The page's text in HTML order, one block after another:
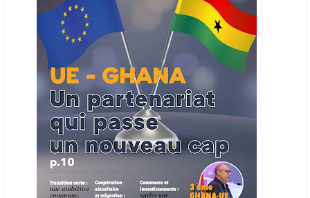
finale de développement et devrait aboutir, d’ici fin 2026 ou début
2027, à un bulletin africain des appels d’offres dans le secteur de
l’énergie.
06/06/26 AFRICA FINANCE CORPORATION
Cette semaine, Africa Finance Corporation (AFC) a annoncé avoir
bouclé un prêt syndiqué de 2 milliards de dollars, la plus importante
levée de son histoire. Initialement calibrée à 1,6 milliard, l'opération a
été relevée de 400 millions face à l'afflux des souscriptions de
banques internationales. Plus du tiers des fonds proviennent
d'institutions financières asiatiques, à parts égales avec l'Europe.
L'Asie-Pacifique et l'Europe pèsent chacune 35 % du tour de table,
devant le Moyen-Orient (25 %) et l'Afrique (5 %), selon le communiqué
de l'institution panafricaine, qui compte 48 pays membres.